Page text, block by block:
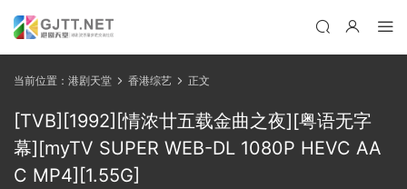
当前位置： 港剧天堂 香港综艺 正文
[TVB][1992][情浓廿五载金曲之夜][粤语无字
幕][myTV SUPER WEB-DL 1080P HEVC AA
C MP4][1.55G]